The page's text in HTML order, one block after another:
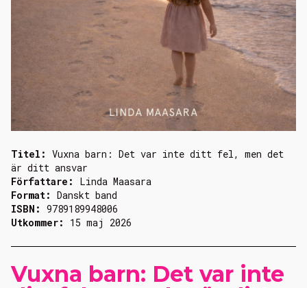
Vuxna barn: Det var inte
Titel: Vuxna barn: Det var inte ditt fel, men det
är ditt ansvar
Författare: Linda Maasara
Format: Danskt band
ISBN: 9789189948006
Utkommer: 15 maj 2026